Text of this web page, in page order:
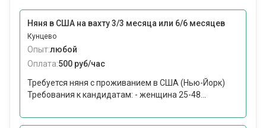
Няня в США на вахту 3/3 месяца или 6/6 месяцев
Кунцево
Опыт:любой
Оплата:500 руб/час
Требуется няня с проживанием в США (Нью-Йорк)
Требования к кандидатам: - женщина 25-48...